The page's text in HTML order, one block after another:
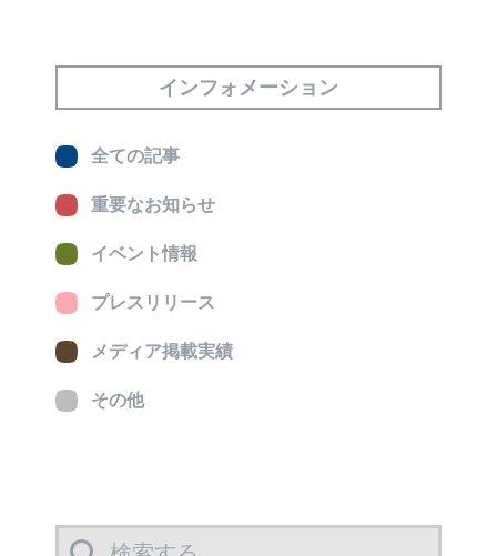
インフォメーション
全ての記事
重要なお知らせ
イベント情報
プレスリリース
メディア掲載実績
その他